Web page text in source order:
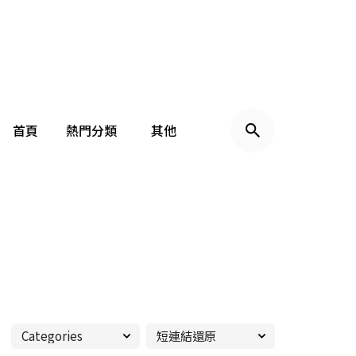
首頁 熱門分類 其他